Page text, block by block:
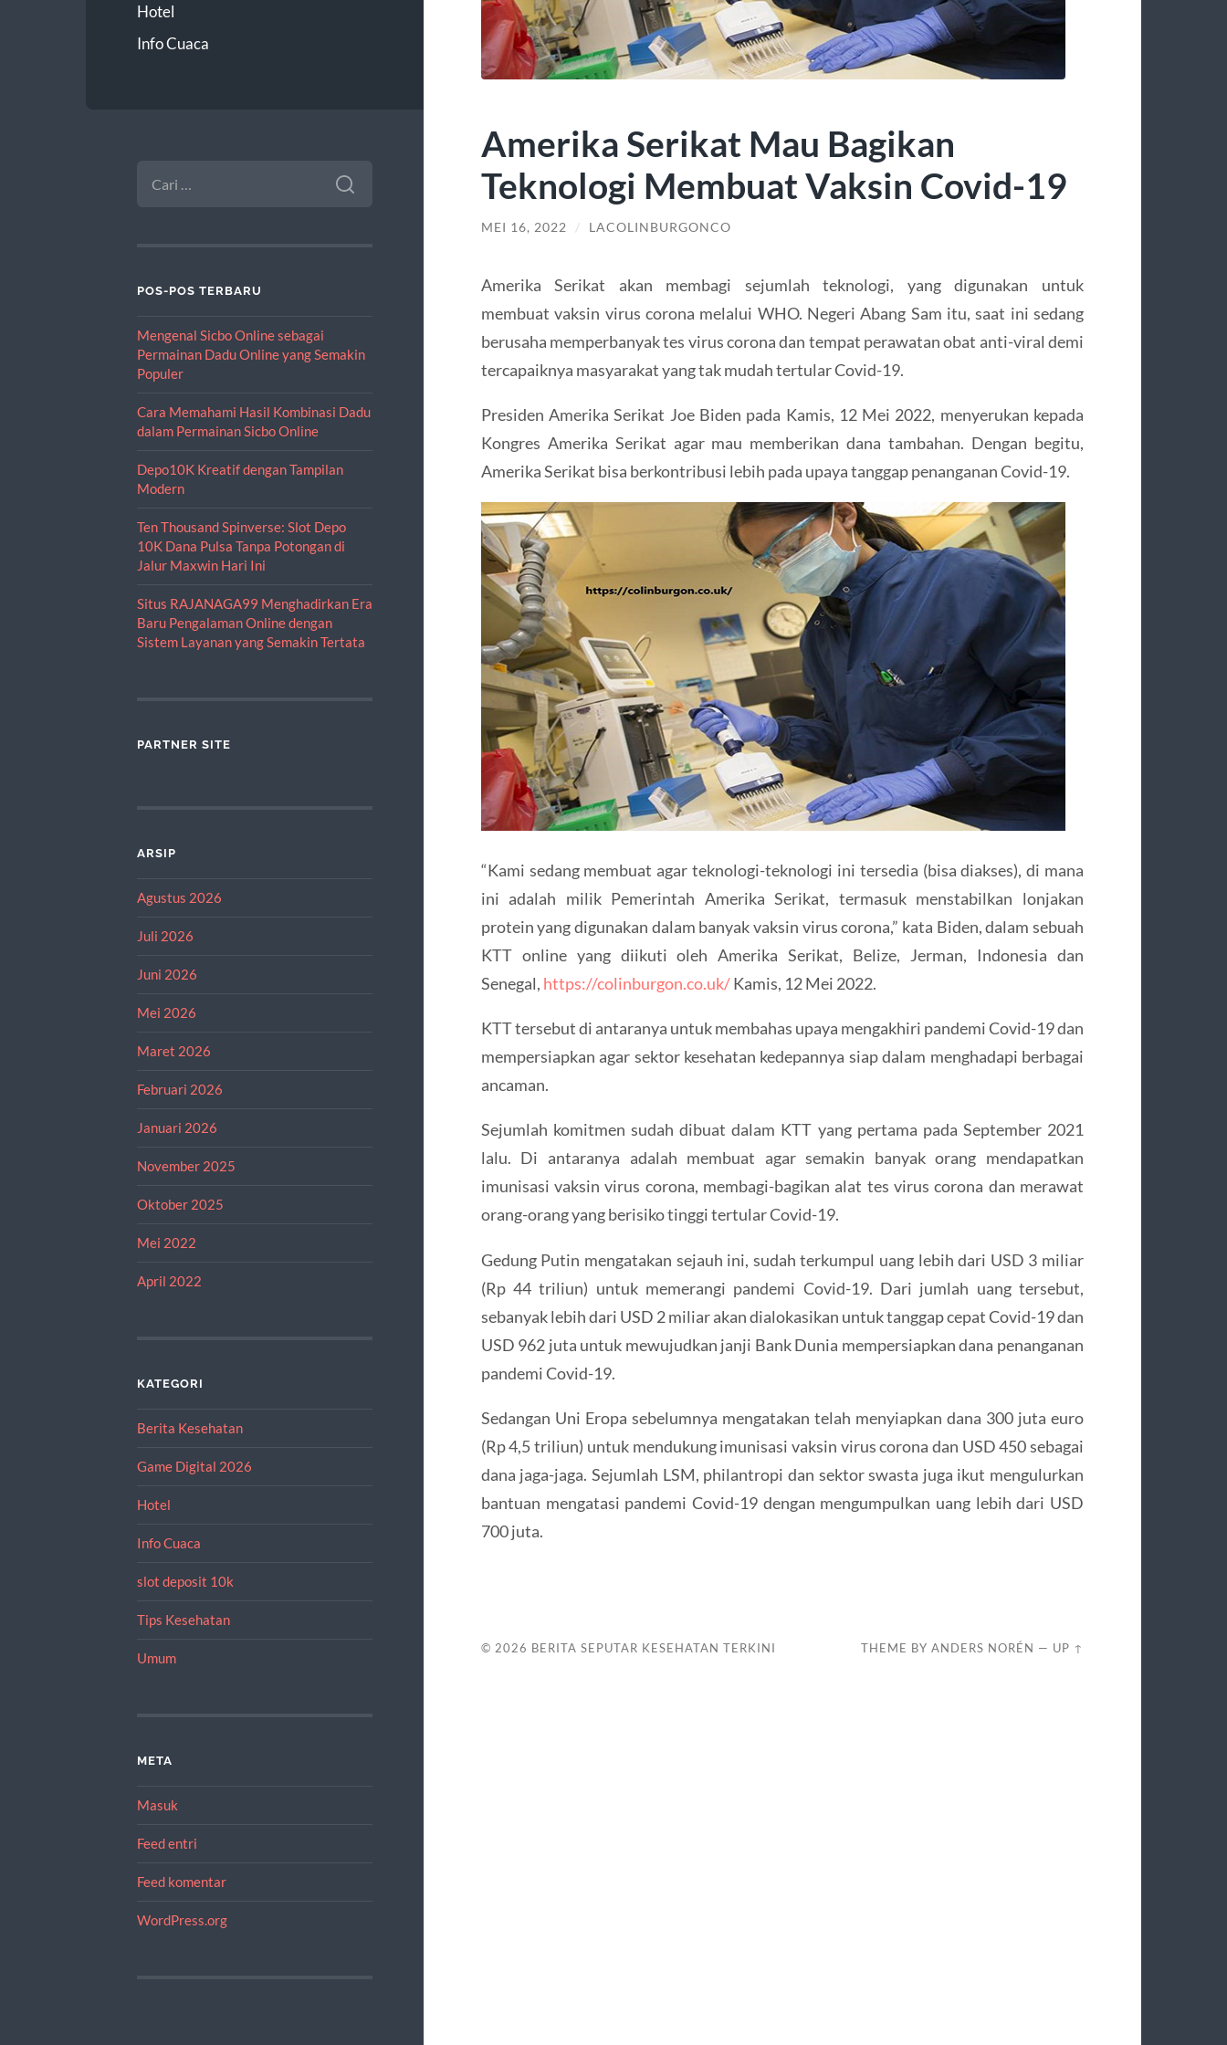
Hotel
Info Cuaca
UNTUK:
POS-POS TERBARU
Mengenal Sicbo Online sebagai
Permainan Dadu Online yang Semakin
Populer
Cara Memahami Hasil Kombinasi Dadu
dalam Permainan Sicbo Online
Depo10K Kreatif dengan Tampilan
Modern
Ten Thousand Spinverse: Slot Depo
10K Dana Pulsa Tanpa Potongan di
Jalur Maxwin Hari Ini
Situs RAJANAGA99 Menghadirkan Era
Baru Pengalaman Online dengan
Sistem Layanan yang Semakin Tertata
PARTNER SITE
ARSIP
Agustus 2026
Juli 2026
Juni 2026
Mei 2026
Maret 2026
Februari 2026
Januari 2026
November 2025
Oktober 2025
Mei 2022
April 2022
KATEGORI
Berita Kesehatan
Game Digital 2026
Hotel
Info Cuaca
slot deposit 10k
Tips Kesehatan
Umum
META
Masuk
Feed entri
Feed komentar
WordPress.org
Amerika Serikat Mau Bagikan
Teknologi Membuat Vaksin Covid-19
MEI 16, 2022 / LACOLINBURGONCO
Amerika Serikat akan membagi sejumlah teknologi, yang digunakan untuk
membuat vaksin virus corona melalui WHO. Negeri Abang Sam itu, saat ini sedang
berusaha memperbanyak tes virus corona dan tempat perawatan obat anti-viral demi
tercapaiknya masyarakat yang tak mudah tertular Covid-19.
Presiden Amerika Serikat Joe Biden pada Kamis, 12 Mei 2022, menyerukan kepada
Kongres Amerika Serikat agar mau memberikan dana tambahan. Dengan begitu,
Amerika Serikat bisa berkontribusi lebih pada upaya tanggap penanganan Covid-19.
“Kami sedang membuat agar teknologi-teknologi ini tersedia (bisa diakses), di mana
ini adalah milik Pemerintah Amerika Serikat, termasuk menstabilkan lonjakan
protein yang digunakan dalam banyak vaksin virus corona,” kata Biden, dalam sebuah
KTT online yang diikuti oleh Amerika Serikat, Belize, Jerman, Indonesia dan
Senegal, https://colinburgon.co.uk/Kamis, 12 Mei 2022.
KTT tersebut di antaranya untuk membahas upaya mengakhiri pandemi Covid-19 dan
mempersiapkan agar sektor kesehatan kedepannya siap dalam menghadapi berbagai
ancaman.
Sejumlah komitmen sudah dibuat dalam KTT yang pertama pada September 2021
lalu. Di antaranya adalah membuat agar semakin banyak orang mendapatkan
imunisasi vaksin virus corona, membagi-bagikan alat tes virus corona dan merawat
orang-orang yang berisiko tinggi tertular Covid-19.
Gedung Putin mengatakan sejauh ini, sudah terkumpul uang lebih dari USD 3 miliar
(Rp 44 triliun) untuk memerangi pandemi Covid-19. Dari jumlah uang tersebut,
sebanyak lebih dari USD 2 miliar akan dialokasikan untuk tanggap cepat Covid-19 dan
USD 962 juta untuk mewujudkan janji Bank Dunia mempersiapkan dana penanganan
pandemi Covid-19.
Sedangan Uni Eropa sebelumnya mengatakan telah menyiapkan dana 300 juta euro
(Rp 4,5 triliun) untuk mendukung imunisasi vaksin virus corona dan USD 450 sebagai
dana jaga-jaga. Sejumlah LSM, philantropi dan sektor swasta juga ikut mengulurkan
bantuan mengatasi pandemi Covid-19 dengan mengumpulkan uang lebih dari USD
700 juta.
© 2026 BERITA SEPUTAR KESEHATAN TERKINI THEME BYANDERS NORÉN — UP ↑